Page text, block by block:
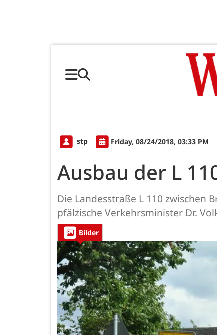
stp Friday, 08/24/2018, 03:33 PM
Ausbau der L
Die Landesstraße L 110 zwischen
pfälzische Verkehrsminister Dr.
Bilder